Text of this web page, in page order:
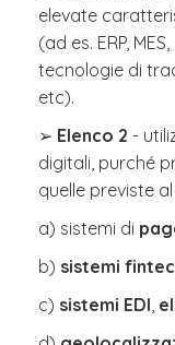
elevate
(ad es. ERP,
tecnologie di
etc).
➢ Elenco 2 -
digitali, purché
quelle previste
a) sistemi di
b) sistemi
c) sistemi EDI,